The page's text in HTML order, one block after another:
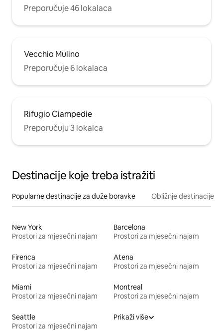
Preporučuje 46 lokalaca
Vecchio Mulino
Preporučuje 6 lokalaca
Rifugio Ciampedie
Preporučuju 3 lokalca
Destinacije koje treba istražiti
Popularne destinacije za duže boravke Obližnje destinacije
New York
Prostori za mjesečni najam
Barcelona
Prostori za mjesečni najam
Firenca
Prostori za mjesečni najam
Atena
Prostori za mjesečni najam
Miami
Prostori za mjesečni najam
Montreal
Prostori za mjesečni najam
Seattle
Prostori za mjesečni najam
Prikaži više